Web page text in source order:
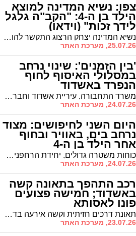
צפו: נשיא המדינה למוצא
הילד בן ה-4: "הקב"ה גלגל
לידך זכות" (וידאו)
נשיא המדינה יצחק הרצוג התקשר להודות לתושב אשדוד, נועם שמחי, שמצא את יובל כוגן בן ה-4 כשהוא בריא ושלם באזור חוף ניצנים. הנשיא הודה לו בחום בשם כל אזרחי ישראל, שיבח את תושייתו ואת נחישותו בשטח, ואמר לו כי במעשהו המהיר הביא אנחת רווחה, נחמה ושמחה עצומה לכל בית בישראל
25.07.26, מערכת האתר
'בין הזמנים': שינוי נרחב
במסלולי האיסוף לחוף
הנפרד באשדוד
משרד התחבורה, עיריית אשדוד וחברת "אלקטרה אפיקים" השלימו הערכות מיוחדת לקראת תקופת העומסים. במסגרת התוכנית: קיצור זמני הנסיעה, הפעלת קווים מהירים, הקלת העומסים בתוך העיר, והופעה ראשונה של נופשים מחוץ לעיר שיופנו לחוף אשקלון | כל הפרטים והלו"ז
24.07.26, מערכת האתר
היום השני לחיפושים: מצוד
נרחב בים, באוויר ובחוף
אחר הילד בן ה-4
כוחות משטרה גדולים, יחידת הרחפנים של איחוד הצלה, מסוקים, צוללנים ומתנדבים רבים סרקו לאורך כל הלילה וממשיכים גם הבוקר את המבצע לאיתור הפעוט שנעלם בחוף חופית. המשטרה שבה וקוראת לציבור לגלות ערנות
24.07.26, מערכת האתר
רכב התהפך בתאונה קשה
באשדוד; חמישה פצועים
פונו לאסותא
תאונת דרכים חזיתית וקשה אירעה בדרך תל מור בעיר. אחד הרכבים התהפך על פיו ואחד הנוסעים נלכד בתוכו וחולץ במבצע מורכב של לוחמי האש. צוותי הרפואה העניקו טיפול ראשוני בשטח לחמישה נפגעים
23.07.26, מערכת האתר